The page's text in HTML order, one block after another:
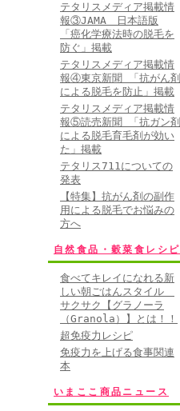
テタリスメディア掲載情
報③JAMA 日本語版
「癌化学療法時の脱毛を
防ぐ」掲載
テタリスメディア掲載情
報④東京新聞 「抗がん剤
による脱毛を防止」掲載
テタリスメディア掲載情
報⑤読売新聞 「抗ガン剤
による脱毛育毛剤が効い
た」掲載
テタリス711についての
発表
【特集】抗がん剤の副作
用による脱毛でお悩みの
方へ
自然食品・穀菜食レシピ
食べてキレイになれる新
しい朝ごはんスタイル
サクサク【グラノーラ
（Granola）】とは！！
超免疫力レシピ
免疫力を上げる食事関連
本
いまここ商品ニュース